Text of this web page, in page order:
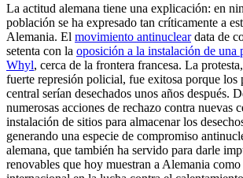
La actitud alemana tiene una explicación: en
población se ha expresado tan críticamente a
Alemania. El movimiento antinucleardata de
setenta con la oposición a la instalación de una
Whyl, cerca de la frontera francesa. La
fuerte represión policial, fue exitosa porque los
central serían desechados unos años después.
numerosas acciones de rechazo contra nuevas
instalación de sitios para almacenar los
generando una especie de compromiso
alemana, que también ha servido para darle
renovables que hoy muestran a Alemania